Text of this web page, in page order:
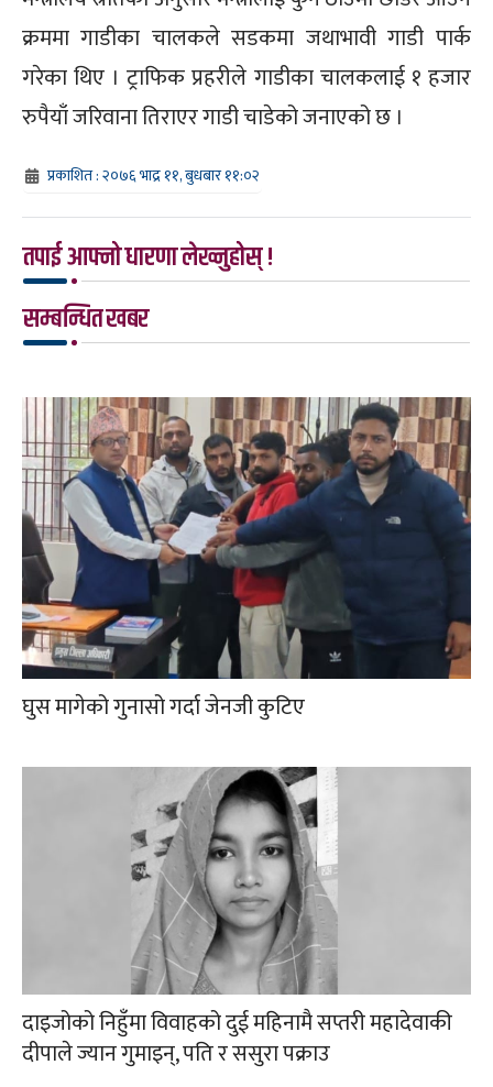
क्रममा गाडीका चालकले सडकमा जथाभावी गाडी पार्क
गरेका थिए । ट्राफिक प्रहरीले गाडीका चालकलाई १ हजार
रुपैयाँ जरिवाना तिराएर गाडी चाडेको जनाएको छ ।
प्रकाशित : २०७६ भाद्र ११, बुधबार ११:०२
तपाई आफ्नो धारणा लेख्नुहोस् !
सम्बन्धित खबर
घुस मागेको गुनासो गर्दा जेनजी कुटिए
दाइजोको निहुँमा विवाहको दुई महिनामै सप्तरी महादेवाकी
दीपाले ज्यान गुमाइन्, पति र ससुरा पक्राउ